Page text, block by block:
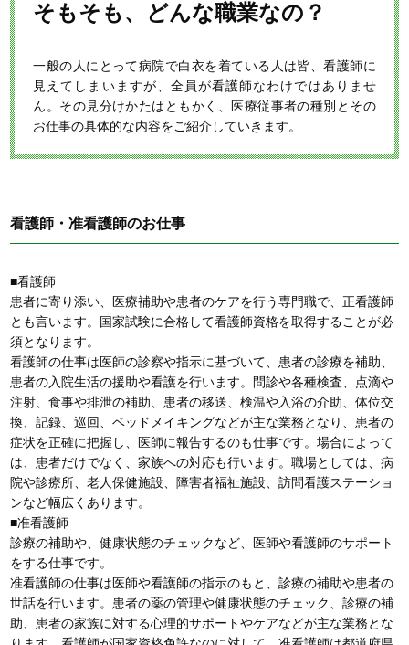
そもそも、どんな職業なの？
一般の人にとって病院で白衣を着ている人は皆、看護師に
見えてしまいますが、全員が看護師なわけではありませ
ん。その見分けかたはともかく、医療従事者の種別とその
お仕事の具体的な内容をご紹介していきます。
看護師・准看護師のお仕事
■看護師
患者に寄り添い、医療補助や患者のケアを行う専門職で、正看護師
とも言います。国家試験に合格して看護師資格を取得することが必
須となります。
看護師の仕事は医師の診察や指示に基づいて、患者の診療を補助、
患者の入院生活の援助や看護を行います。問診や各種検査、点滴や
注射、食事や排泄の補助、患者の移送、検温や入浴の介助、体位交
換、記録、巡回、ベッドメイキングなどが主な業務となり、患者の
症状を正確に把握し、医師に報告するのも仕事です。場合によって
は、患者だけでなく、家族への対応も行います。職場としては、病
院や診療所、老人保健施設、障害者福祉施設、訪問看護ステーショ
ンなど幅広くあります。
■准看護師
診療の補助や、健康状態のチェックなど、医師や看護師のサポート
をする仕事です。
准看護師の仕事は医師や看護師の指示のもと、診療の補助や患者の
世話を行います。患者の薬の管理や健康状態のチェック、診療の補
助、患者の家族に対する心理的サポートやケアなどが主な業務とな